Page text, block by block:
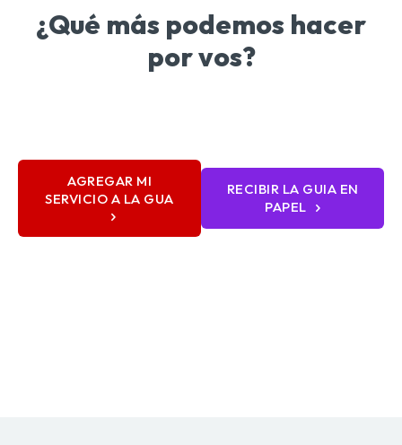
¿Qué más podemos hacer
por vos?
AGREGAR MI
SERVICIO A LA GUA
RECIBIR LA GUIA EN
PAPEL